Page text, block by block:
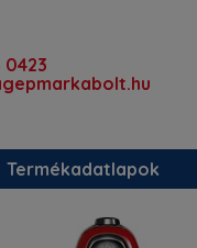
0423
Termékadatlapok